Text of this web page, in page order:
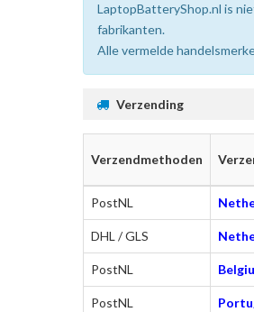
LaptopBatteryShop.nl is
fabrikanten.
Alle vermelde
Verzending
Verzendmethoden
PostNL
DHL / GLS
PostNL
PostNL